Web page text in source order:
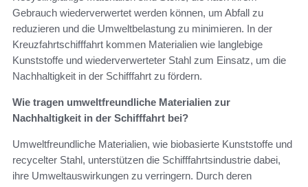
Gebrauch wiederverwertet werden können, um Abfall zu
reduzieren und die Umweltbelastung zu minimieren. In der
Kreuzfahrtschifffahrt kommen Materialien wie langlebige
Kunststoffe und wiederverwerteter Stahl zum Einsatz, um die
Nachhaltigkeit in der Schifffahrt zu fördern.
Wie tragen umweltfreundliche Materialien zur
Nachhaltigkeit in der Schifffahrt bei?
Umweltfreundliche Materialien, wie biobasierte Kunststoffe und
recycelter Stahl, unterstützen die Schifffahrtsindustrie dabei,
ihre Umweltauswirkungen zu verringern. Durch deren